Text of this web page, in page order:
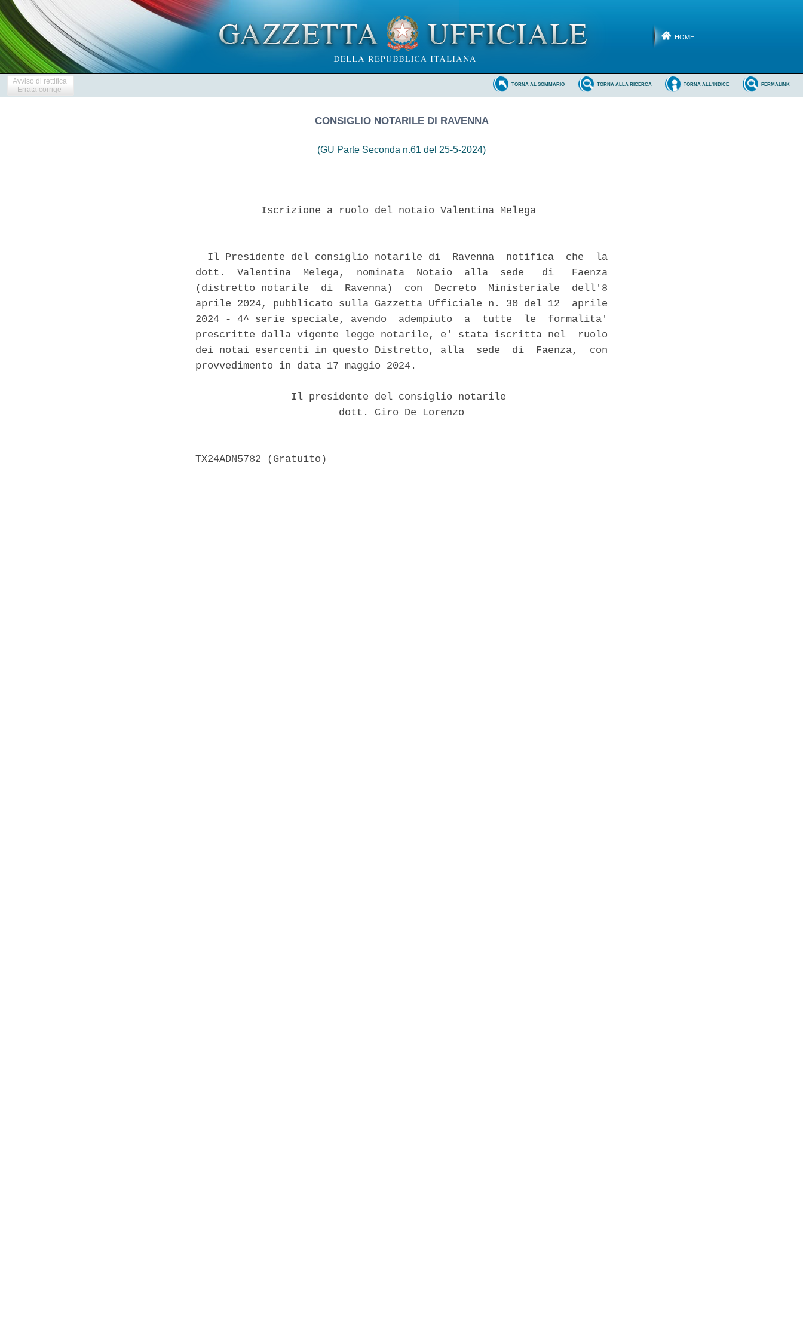
HOME
Avviso di rettifica
Errata corrige
PERMALINK
TORNA ALL'INDICE
TORNA ALLA RICERCA
TORNA AL SOMMARIO
CONSIGLIO NOTARILE DI RAVENNA
(GU Parte Seconda n.61 del 25-5-2024)
           Iscrizione a ruolo del notaio Valentina Melega
  Il Presidente del consiglio notarile di  Ravenna  notifica  che  la
dott.  Valentina  Melega,  nominata  Notaio  alla  sede   di   Faenza
(distretto notarile  di  Ravenna)  con  Decreto  Ministeriale  dell'8
aprile 2024, pubblicato sulla Gazzetta Ufficiale n. 30 del 12  aprile
2024 - 4^ serie speciale, avendo  adempiuto  a  tutte  le  formalita'
prescritte dalla vigente legge notarile, e' stata iscritta nel  ruolo
dei notai esercenti in questo Distretto, alla  sede  di  Faenza,  con
provvedimento in data 17 maggio 2024.
                Il presidente del consiglio notarile
                        dott. Ciro De Lorenzo